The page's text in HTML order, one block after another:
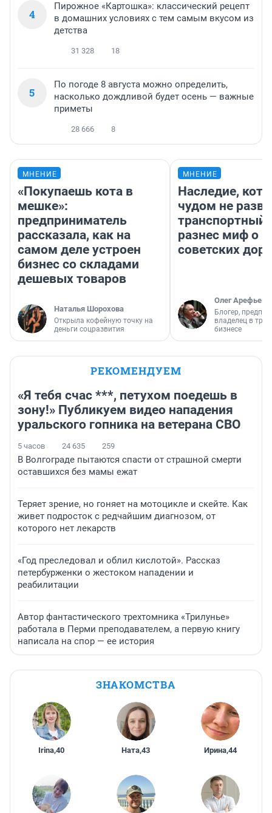
4
Пирожное «Картошка»: классический рецепт
в домашних условиях с тем самым вкусом из
детства
31 328 18
5
По погоде 8 августа можно определить,
насколько дождливой будет осень — важные
приметы
28 666 8
МНЕНИЕ
«Покупаешь кота в
мешке»:
предприниматель
рассказала, как на
самом деле устроен
бизнес со складами
дешевых товаров
Наталья Шорохова
Открыла кофейную точку на
деньги соцразвития
МНЕНИЕ
Наследие,
чудом не
транспортный
разнес миф о
советских
Олег Арефьев
Блогер,
владелец в
бизнесе
РЕКОМЕНДУЕМ
«Я тебя счас ***, петухом поедешь в
зону!» Публикуем видео нападения
уральского гопника на ветерана СВО
5 часов 24 635 259
В Волгограде пытаются спасти от страшной смерти
оставшихся без мамы ежат
Теряет зрение, но гоняет на мотоцикле и скейте. Как
живет подросток с редчайшим диагнозом, от
которого нет лекарств
«Год преследовал и облил кислотой». Рассказ
петербурженки о жестоком нападении и
реабилитации
Автор фантастического трехтомника «Трилунье»
работала в Перми преподавателем, а первую книгу
написала на спор — ее история
ЗНАКОМСТВА
Irina,40 Ната,43 Ирина,44